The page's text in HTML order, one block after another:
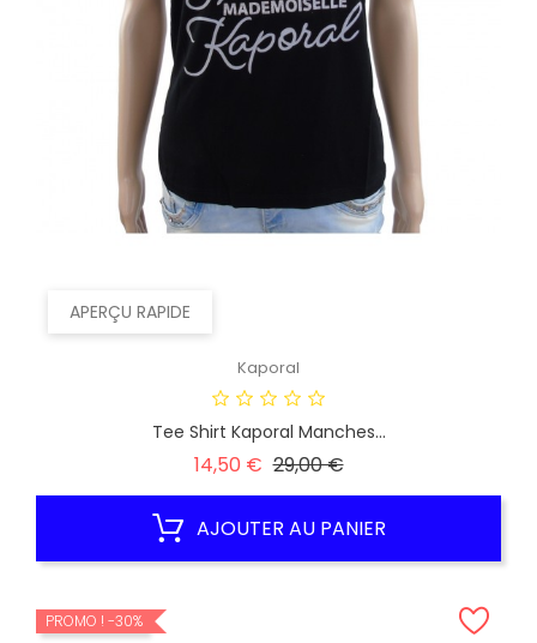
APERÇU RAPIDE
Kaporal
Tee Shirt Kaporal Manches...
14,50 € Prix
29,00 €Prix
AJOUTER AU PANIER
PROMO ! -30%